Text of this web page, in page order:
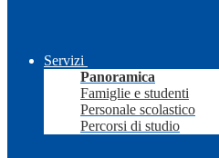
Servizi
Panoramica
Famiglie e studenti
Personale scolastico
Percorsi di studio